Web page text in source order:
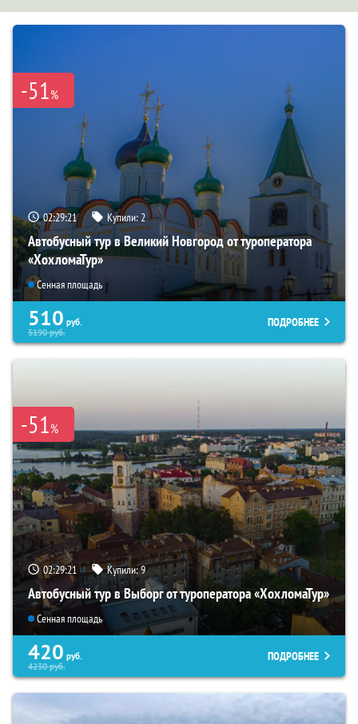
-51%
02:29:20 Купили:2
Автобусный тур в Великий Новгород от туроператора
«ХохломаТур»
Сенная площадь
510 руб.
5190руб.
ПОДРОБНЕЕ
-51%
02:29:20 Купили:9
Автобусный тур в Выборг от туроператора «ХохломаТур»
Сенная площадь
420 руб.
4230руб.
ПОДРОБНЕЕ